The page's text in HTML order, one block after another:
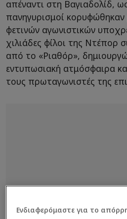
απέναντι στη Βαγιαδολίδ,
πανηγυρισμοί
φετινών αγωνιστικών
χιλιάδες φίλοι της Ντέπορ
από το «Ριαθόρ»,
εντυπωσιακή ατμόσφαιρα
τους πρωταγωνιστές της
Ενδιαφερόμαστε για το